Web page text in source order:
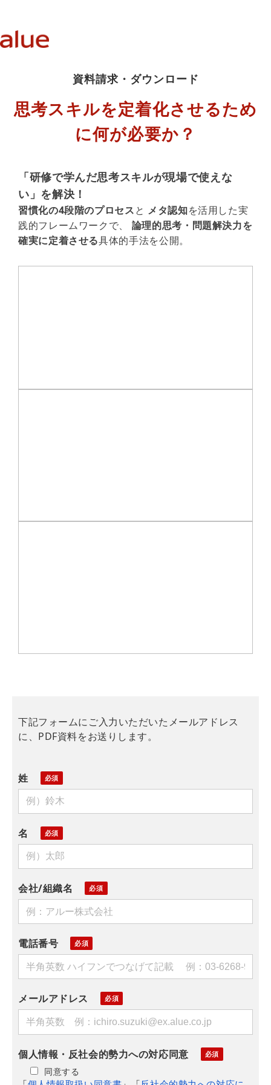
資料請求・ダウンロード
思考スキルを定着化させるため
に何が必要か？
「研修で学んだ思考スキルが現場で使えな
い」を解決！
習慣化の4段階のプロセスと メタ認知を活用した実
践的フレームワークで、
論理的思考・問題解決力を
確実に定着させる具体的手法を公開。
下記フォームにご入力いただいたメールアドレス
に、PDF資料をお送りします。
姓
名
会社/組織名
電話番号
メールアドレス
個人情報・反社会的勢力への対応同意
同意する